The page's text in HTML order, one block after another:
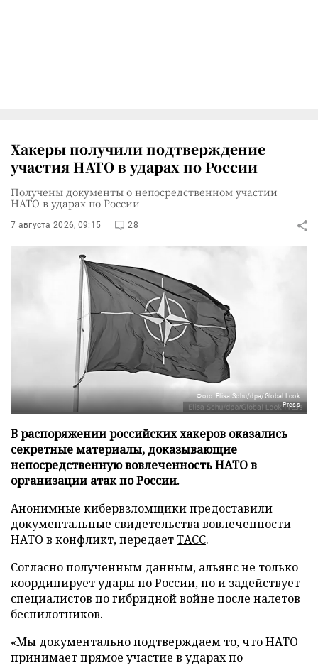
Хакеры получили подтверждение
участия НАТО в ударах по России
Получены документы о непосредственном участии
НАТО в ударах по России
7 августа 2026, 09:15 28
Фото: Elisa Schu/dpa/Global Look
Press
В распоряжении российских хакеров оказались
секретные материалы, доказывающие
непосредственную вовлеченность НАТО в
организации атак по России.
Анонимные кибервзломщики предоставили
документальные свидетельства вовлеченности
НАТО в конфликт, передаетТАСС.
Согласно полученным данным, альянс не только
координирует удары по России, но и задействует
специалистов по гибридной войне после налетов
беспилотников.
«Мы документально подтверждаем то, что НАТО
принимает прямое участие в ударах по